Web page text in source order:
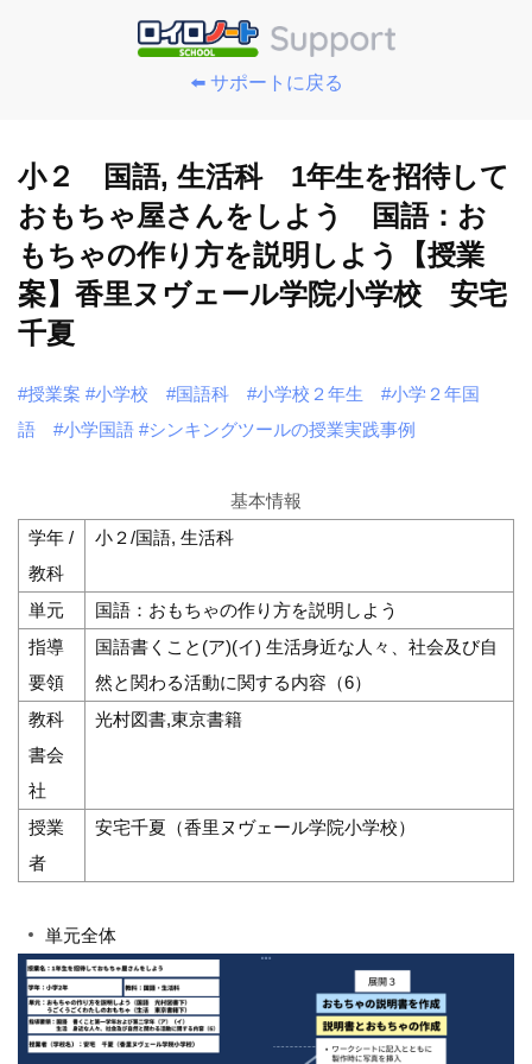
⬅️ サポートに戻る
小２ 国語, 生活科 1年生を招待して
おもちゃ屋さんをしよう 国語：お
もちゃの作り方を説明しよう【授業
案】香里ヌヴェール学院小学校 安宅
千夏
#授業案 #小学校 #国語科 #小学校２年生
#小学２年国
語
#小学国語 #シンキングツールの授業実践事例
基本情報
学年 /
教科
小２/国語, 生活科
単元
国語：おもちゃの作り方を説明しよう
指導
要領
国語書くこと(ア)(イ) 生活身近な人々、社会及び自
然と関わる活動に関する内容（6）
教科
書会
社
光村図書,東京書籍
授業
者
安宅千夏（香里ヌヴェール学院小学校）
単元全体